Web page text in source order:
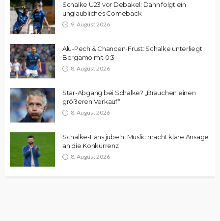
Schalke U23 vor Debakel: Dann folgt ein
unglaubliches Comeback
9. August 2026
Alu-Pech & Chancen-Frust: Schalke unterliegt
Bergamo mit 0:3
8. August 2026
Star-Abgang bei Schalke? „Brauchen einen
größeren Verkauf“
8. August 2026
Schalke-Fans jubeln: Muslic macht klare Ansage
an die Konkurrenz
8. August 2026